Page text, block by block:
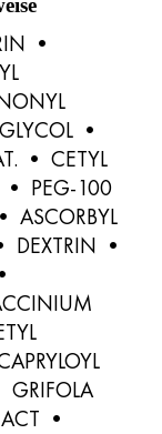
•
•
• CETYL
• PEG-100
ASCORBYL
DEXTRIN •
•